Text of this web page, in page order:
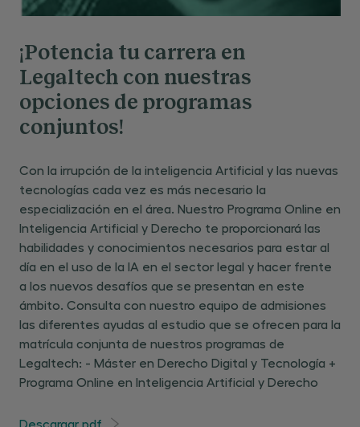
Estrategia de Seguridad de la Información.
MÓDULO 4: PROTECCIÓN INTELECTUAL Y
TECNOLÓGICA
Dº Autor
Protección
Tecnologías (Blockchain, Realidad
aumentada & Metaverso, Big Data y
Ciencia de datos, Inteligencia Artificial &
machine learning, Robótica, Internet of
Things)
Programación
MÓDULO 5: EMPRESA Y ECONOMÍA DIGITAL
¡Potencia tu carrera en
Legaltech con nuestras
opciones de programas
conjuntos!
Con la irrupción de la inteligencia Artificial y las nuevas
tecnologías cada vez es más necesario la
especialización en el área. Nuestro Programa Online en
Inteligencia Artificial y Derecho te proporcionará las
habilidades y conocimientos necesarios para estar al
día en el uso de la IA en el sector legal y hacer frente
a los nuevos desafíos que se presentan en este
ámbito. Consulta con nuestro equipo de admisiones
las diferentes ayudas al estudio que se ofrecen para la
matrícula conjunta de nuestros programas de
Legaltech: - Máster en Derecho Digital y Tecnología +
Programa Online en Inteligencia Artificial y Derecho
Descargar pdf